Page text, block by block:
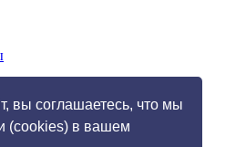
вы соглашаетесь, что мы
(cookies) в вашем
работы